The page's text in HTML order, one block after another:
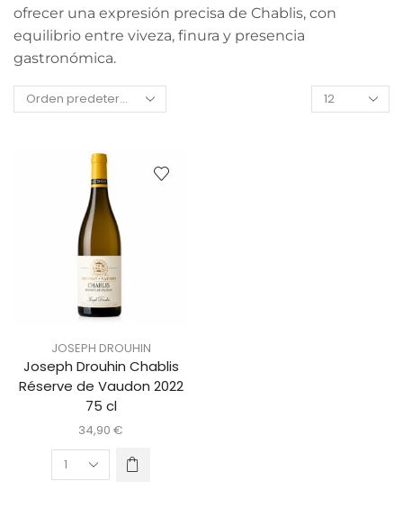
ofrecer una expresión precisa de Chablis, con
equilibrio entre viveza, finura y presencia
gastronómica.
JOSEPH DROUHIN
Joseph Drouhin Chablis
Réserve de Vaudon 2022
75 cl
34,90 €